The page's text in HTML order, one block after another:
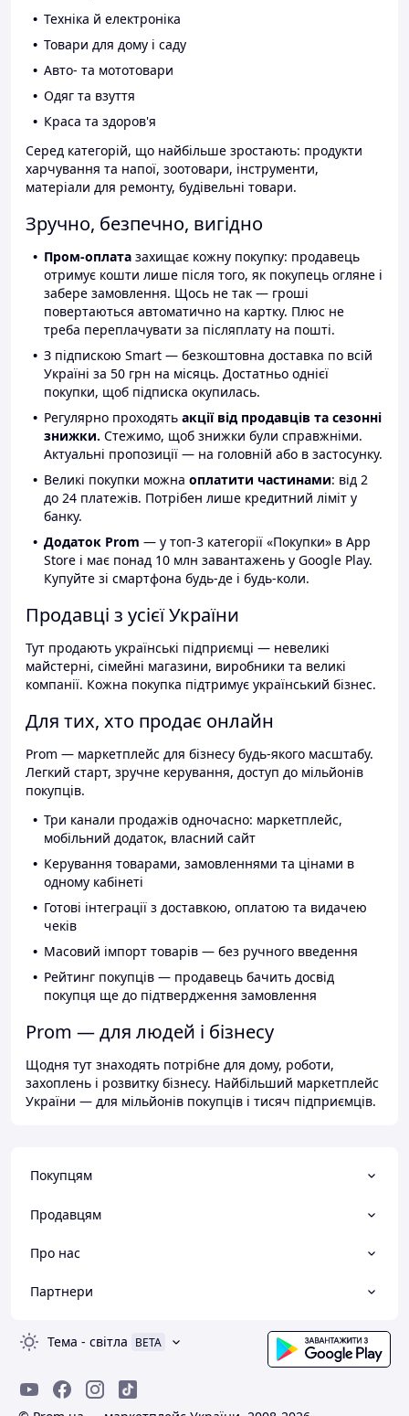
Техніка й електроніка
Товари для дому і саду
Авто- та мототовари
Одяг та взуття
Краса та здоров'я
Серед категорій, що найбільше зростають: продукти
харчування та напої, зоотовари, інструменти,
матеріали для ремонту, будівельні товари.
Зручно, безпечно, вигідно
Пром-оплата захищає кожну покупку: продавець
отримує кошти лише після того, як покупець огляне і
забере замовлення. Щось не так — гроші
повертаються автоматично на картку. Плюс не
треба переплачувати за післяплату на пошті.
З підпискою Smart — безкоштовна доставка по всій
Україні за 50 грн на місяць. Достатньо однієї
покупки, щоб підписка окупилась.
Регулярно проходять акції від продавців та сезонні
знижки. Стежимо, щоб знижки були справжніми.
Актуальні пропозиції — на головній або в застосунку.
Великі покупки можна оплатити частинами: від 2
до 24 платежів. Потрібен лише кредитний ліміт у
банку.
Додаток Prom — у топ-3 категорії «Покупки» в App
Store і має понад 10 млн завантажень у Google Play.
Купуйте зі смартфона будь-де і будь-коли.
Продавці з усієї України
Тут продають українські підприємці — невеликі
майстерні, сімейні магазини, виробники та великі
компанії. Кожна покупка підтримує український бізнес.
Для тих, хто продає онлайн
Prom — маркетплейс для бізнесу будь-якого масштабу.
Легкий старт, зручне керування, доступ до мільйонів
покупців.
Три канали продажів одночасно: маркетплейс,
мобільний додаток, власний сайт
Керування товарами, замовленнями та цінами в
одному кабінеті
Готові інтеграції з доставкою, оплатою та видачею
чеків
Масовий імпорт товарів — без ручного введення
Рейтинг покупців — продавець бачить досвід
покупця ще до підтвердження замовлення
Prom — для людей і бізнесу
Щодня тут знаходять потрібне для дому, роботи,
захоплень і розвитку бізнесу. Найбільший маркетплейс
України — для мільйонів покупців і тисяч підприємців.
Покупцям
Продавцям
Про нас
Партнери
Тема - світла BETA